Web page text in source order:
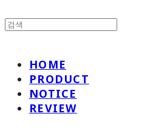
HOME
PRODUCT
NOTICE
REVIEW